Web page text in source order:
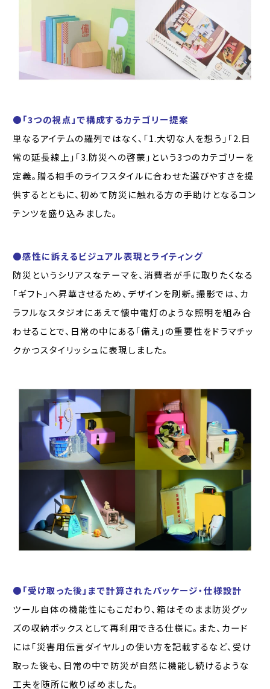
●「3つの視点」で構成するカテゴリー提案
単なるアイテムの羅列ではなく、「1.大切な人を想う」「2.日
常の延長線上」「3.防災への啓蒙」という3つのカテゴリーを
定義。贈る相手のライフスタイルに合わせた選びやすさを提
供するとともに、初めて防災に触れる方の手助けとなるコン
テンツを盛り込みました。
●感性に訴えるビジュアル表現とライティング
防災というシリアスなテーマを、消費者が手に取りたくなる
「ギフト」へ昇華させるため、デザインを刷新。撮影では、カ
ラフルなスタジオにあえて懐中電灯のような照明を組み合
わせることで、日常の中にある「備え」の重要性をドラマチッ
クかつスタイリッシュに表現しました。
●「受け取った後」まで計算されたパッケージ・仕様設計
ツール自体の機能性にもこだわり、箱はそのまま防災グッ
ズの収納ボックスとして再利用できる仕様に。また、カード
には「災害用伝言ダイヤル」の使い方を記載するなど、受け
取った後も、日常の中で防災が自然に機能し続けるような
工夫を随所に散りばめました。